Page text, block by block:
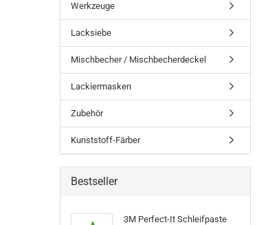
Werkzeuge
Lacksiebe
Mischbecher / Mischbecherdeckel
Lackiermasken
Zubehör
Kunststoff-Färber
Bestseller
3M Perfect-It Schleifpaste